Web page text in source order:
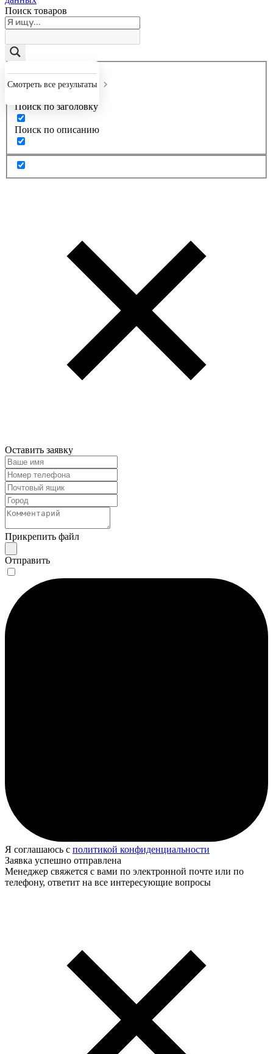
Поиск товаров
Смотреть все результаты
Точное совпадение
Поиск по заголовку
Поиск по описанию
Оставить заявку
Прикрепить файл
Отправить
Я соглашаюсь с политикой конфиденциальности
Заявка успешно отправлена
Менеджер свяжется с вами по электронной почте или по
телефону, ответит на все интересующие вопросы